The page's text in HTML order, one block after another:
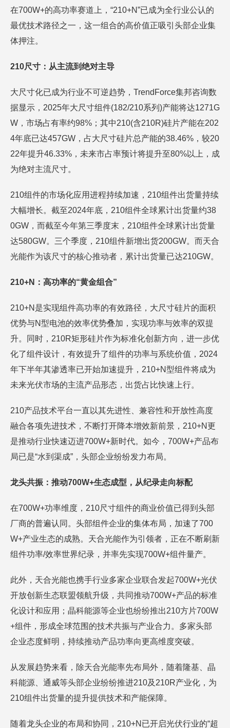
在700W+的高功率赛道上，“210+N”已成为全行业公认的
最优技术路径之一，这一组合的高价值正吸引头部企业集
体押注。
210尺寸：从主流到绝对主导
大尺寸化已成为行业不可逆趋势，TrendForce集邦咨询数
据显示，2025年大尺寸组件(182/210系列)产能将达1271G
W，市场占有率约98%；其中210(含210R)硅片产能在202
4年底已达457GW，占大尺寸硅片总产能的38.46%，较20
22年提升46.33%，未来市占率预计将提升至80%以上，成
为绝对主流尺寸。
210组件的市场化应用进程持续加速，210组件出货量持续
大幅增长。截至2024年底，210组件全球累计出货量约38
0GW，而截至今年第三季度末，210组件全球累计出货量
达580GW。三个季度，210组件新增出货200GW。而天合
光能作为该尺寸的核心推动者，累计出货量已达210GW。
210+N：高功率的“黄金组合”
210+N是实现组件高功率的有效路径，大尺寸硅片的面积
优势与N型电池的效率优势叠加，实现功率与效率的双提
升。同时，210R矩形硅片作为标准化创新方向，进一步优
化了组件设计，有效提升了组件的功率与系统价值，2024
年下半年其渗透率已开始加速提升，210+N型组件将成为
未来光伏市场的主流产品形态，出货占比快速上行。
210产品技术平台一直以其先进性、兼容性和开放性高度
融合各项先进技术，不断打开降本增效新前景，210+N更
是推动行业快速迈进700W+新时代。如今，700W+产品布
局已是“水到渠成”，头部企业纷纷发力布局。
龙头共振：推动700W+生态成型，从纪录走向标配
在700W+功率维度，210尺寸组件的商业价值已得到头部
厂商的普遍认同。头部组件企业的集体布局，加速了700
W+产业生态的成熟。天合光能作为引领者，正在不断刷新
组件功率/效率世界纪录，并率先实现700W+组件量产。
此外，天合光能也携手行业多家企业联合发起700W+光伏
开放创新生态联盟领航升级，共同推动700W+产品的标准
化设计和应用；晶科能源等企业也纷纷推出210方片700W
+组件，形成全球范围的技术共振与产业合力。多家头部
企业态度鲜明，持续推动产品功率向更高维度突破。
从发展趋势来看，除天合光能率先布局外，随着隆基、晶
科能源、通威等头部企业纷纷推进210及210R产业化，为
210组件出货量的提升提供技术和产能保障。
随着龙头企业的布局和协同，210+N已开启光伏行业的“超